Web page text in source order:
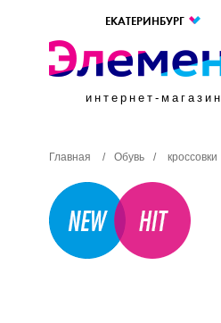
ЕКАТЕРИНБУРГ
интернет-магазин
Главная / Обувь / кроссовки